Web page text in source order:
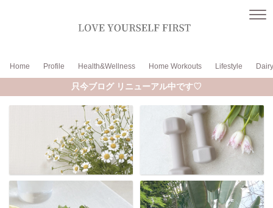
Home Profile Health&Wellness Home Workouts Lifestyle Dairy
只今ブログ リニューアル中です♡